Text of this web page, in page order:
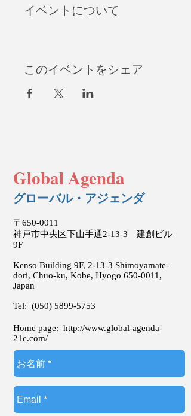
イベントについて
このイベントをシェア
Global Agenda
グローバル・アジェンダ
〒650-0011
神戸市中央区下山手通2-13-3 建創ビル
9F
Kenso Building 9F, 2-13-3 Shimoyamate-
dori, Chuo-ku, Kobe, Hyogo 650-0011 ,
Japan
Tel: (050) 5899-5753
Home page: http://www.global-agenda-
21c.com/